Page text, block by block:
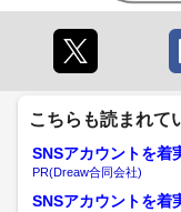
こちらも読まれて
SNSアカウントを着
PR(Dreaw合同会社)
SNSアカウントを着